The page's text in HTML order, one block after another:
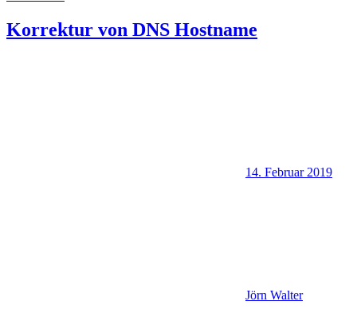
Korrektur von DNS Hostname
14. Februar 2019
Jörn Walter